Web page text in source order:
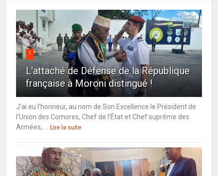
1
L'attaché de Défense de la République
française à Moroni distingué !
J'ai eu l'honneur, au nom de Son Excellence le Président de
l'Union des Comores, Chef de l'État et Chef suprême des
Armées, ...
Lire la suite